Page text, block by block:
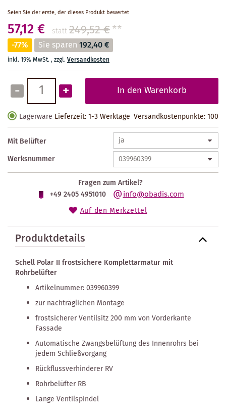
Seien Sie der erste, der dieses Produkt bewertet
57,12 € statt249,52 €**
-77% Sie sparen 192,40 €
inkl. 19% MwSt.,zzgl.Versandkosten
- + In den Warenkorb
Lagerware Lieferzeit: 1-3 Werktage Versandkostenpunkte:100
Mit Belüfter
Werksnummer
Fragen zum Artikel?
+49 2405 4951010
info@obadis.com
Auf den Merkzettel
Produktdetails
Schell Polar II frostsichere Komplettarmatur mit
Rohrbelüfter
Artikelnummer: 039960399
zur nachträglichen Montage
frostsicherer Ventilsitz 200 mm von Vorderkante
Fassade
Automatische Zwangsbelüftung des Innenrohrs bei
jedem Schließvorgang
Rückflussverhinderer RV
Rohrbelüfter RB
Lange Ventilspindel